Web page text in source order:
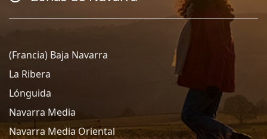
(Francia) Baja Navarra
La Ribera
Lónguida
Navarra Media
Navarra Media Oriental